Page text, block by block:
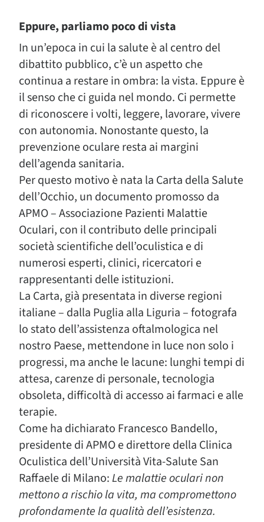
Eppure, parliamo poco di vista
In un’epoca in cui la salute è al centro del
dibattito pubblico, c’è un aspetto che
continua a restare in ombra: la vista. Eppure è
il senso che ci guida nel mondo. Ci permette
di riconoscere i volti, leggere, lavorare, vivere
con autonomia. Nonostante questo, la
prevenzione oculare resta ai margini
dell’agenda sanitaria.
Per questo motivo è nata la Carta della Salute
dell’Occhio, un documento promosso da
APMO – Associazione Pazienti Malattie
Oculari, con il contributo delle principali
società scientifiche dell’oculistica e di
numerosi esperti, clinici, ricercatori e
rappresentanti delle istituzioni.
La Carta, già presentata in diverse regioni
italiane – dalla Puglia alla Liguria – fotografa
lo stato dell’assistenza oftalmologica nel
nostro Paese, mettendone in luce non solo i
progressi, ma anche le lacune: lunghi tempi di
attesa, carenze di personale, tecnologia
obsoleta, difficoltà di accesso ai farmaci e alle
terapie.
Come ha dichiarato Francesco Bandello,
presidente di APMO e direttore della Clinica
Oculistica dell’Università Vita-Salute San
Raffaele di Milano:Le malattie oculari non
mettono a rischio la vita, ma compromettono
profondamente la qualità dell’esistenza.